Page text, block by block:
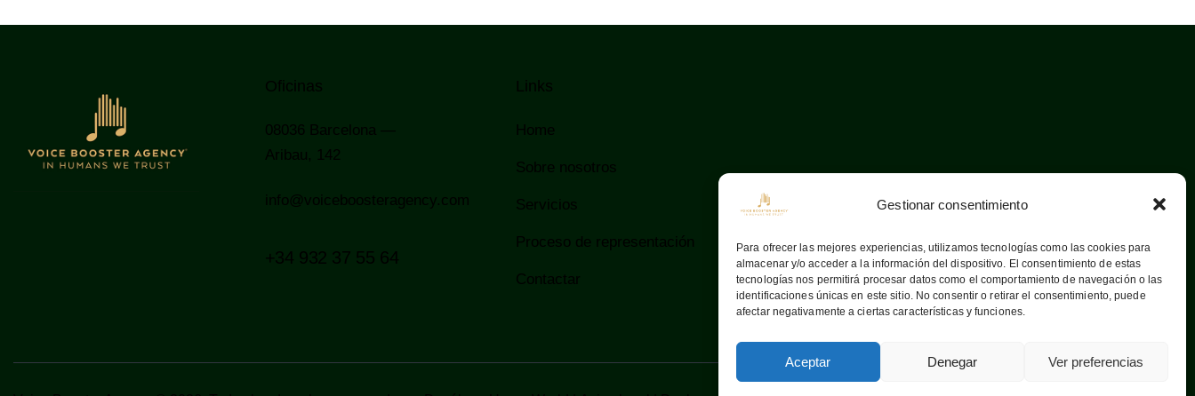
Gestionar consentimiento
Para ofrecer las mejores experiencias, utilizamos tecnologías como las cookies para
almacenar y/o acceder a la información del dispositivo. El consentimiento de estas
tecnologías nos permitirá procesar datos como el comportamiento de navegación o las
identificaciones únicas en este sitio. No consentir o retirar el consentimiento, puede
afectar negativamente a ciertas características y funciones.
Aceptar Denegar Ver preferencias
Oficinas
08036 Barcelona —
Aribau, 142
info@voiceboosteragency.com
+34 932 37 55 64
Links
Home
Sobre nosotros
Servicios
Proceso de representación
Contactar